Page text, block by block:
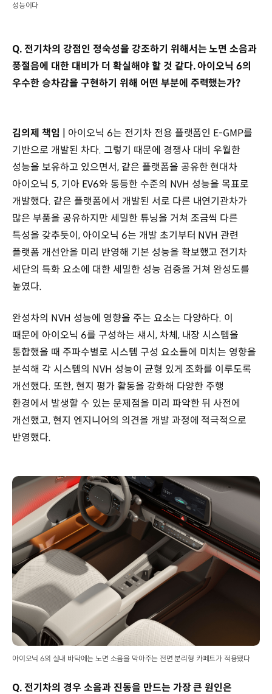
성능이다
Q. 전기차의 강점인 정숙성을 강조하기 위해서는 노면 소음과
풍절음에 대한 대비가 더 확실해야 할 것 같다. 아이오닉 6의
우수한 승차감을 구현하기 위해 어떤 부분에 주력했는가?
김의제 책임 | 아이오닉 6는 전기차 전용 플랫폼인 E-GMP를
기반으로 개발된 차다. 그렇기 때문에 경쟁사 대비 우월한
성능을 보유하고 있으면서, 같은 플랫폼을 공유한 현대차
아이오닉 5, 기아 EV6와 동등한 수준의 NVH 성능을 목표로
개발했다. 같은 플랫폼에서 개발된 서로 다른 내연기관차가
많은 부품을 공유하지만 세밀한 튜닝을 거쳐 조금씩 다른
특성을 갖추듯이, 아이오닉 6는 개발 초기부터 NVH 관련
플랫폼 개선안을 미리 반영해 기본 성능을 확보했고 전기차
세단의 특화 요소에 대한 세밀한 성능 검증을 거쳐 완성도를
높였다.
완성차의 NVH 성능에 영향을 주는 요소는 다양하다. 이
때문에 아이오닉 6를 구성하는 섀시, 차체, 내장 시스템을
통합했을 때 주파수별로 시스템 구성 요소들에 미치는 영향을
분석해 각 시스템의 NVH 성능이 균형 있게 조화를 이루도록
개선했다. 또한, 현지 평가 활동을 강화해 다양한 주행
환경에서 발생할 수 있는 문제점을 미리 파악한 뒤 사전에
개선했고, 현지 엔지니어의 의견을 개발 과정에 적극적으로
반영했다.
아이오닉 6의 실내 바닥에는 노면 소음을 막아주는 전면 분리형 카페트가 적용됐다
Q. 전기차의 경우 소음과 진동을 만드는 가장 큰 원인은